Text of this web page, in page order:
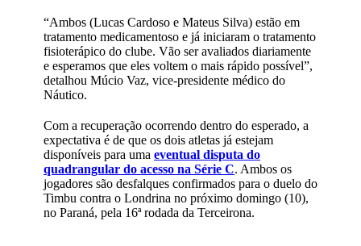
“Ambos (Lucas Cardoso e Mateus Silva) estão em
tratamento medicamentoso e já iniciaram o tratamento
fisioterápico do clube. Vão ser avaliados diariamente
e esperamos que eles voltem o mais rápido possível”,
detalhou Múcio Vaz, vice-presidente médico do
Náutico.
Com a recuperação ocorrendo dentro do esperado, a
expectativa é de que os dois atletas já estejam
disponíveis para uma eventual disputa do
quadrangular do acesso na Série C. Ambos os
jogadores são desfalques confirmados para o duelo do
Timbu contra o Londrina no próximo domingo (10),
no Paraná, pela 16ª rodada da Terceirona.